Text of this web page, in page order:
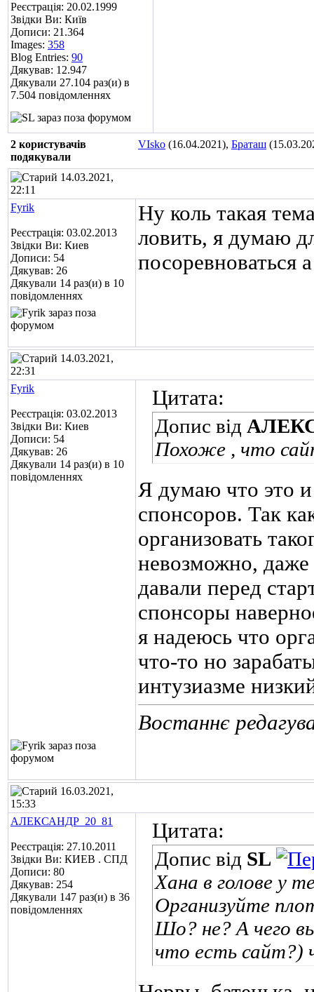
Реєстрація: 20.02.1999
Звідки Ви: Київ
Дописи: 21.364
Images: 358
Blog Entries: 90
Дякував: 12.947
Дякували 27.104 раз(и) в
7.504 повідомленнях
2 користувачів
подякували
VIsko (16.04.2021), Браташ
14.03.2021,
22:11
Fyrik
Реєстрація: 03.02.2013
Звідки Ви: Киев
Дописи: 54
Дякував: 26
Дякували 14 раз(и) в 10
повідомленнях
Ну коль такая
ловить, я думаю
посоревноваться
14.03.2021,
22:31
Fyrik
Реєстрація: 03.02.2013
Звідки Ви: Киев
Дописи: 54
Дякував: 26
Дякували 14 раз(и) в 10
повідомленнях
Цитата:
Допис від
Похоже , что
Я думаю что это и
спонсоров. Так
организовать
невозможно,
давали перед
спонсоры
я надеюсь что
что-то но
интузиазме
Востаннє
16.03.2021,
15:33
АЛЕКСАНДР_20_81
Реєстрація: 27.10.2011
Звідки Ви: КИЕВ . СПД
Дописи: 80
Дякував: 254
Дякували 147 раз(и) в 36
повідомленнях
Цитата:
Допис від SL
Хана в голове у
Организуйте
Шо? не? А чего
что есть сайт?)